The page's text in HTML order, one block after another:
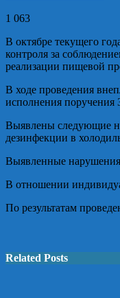
1 063
В октябре текущего
контроля за
реализации пищевой
В ходе проведения
исполнения поручения
Выявлены следующие
дезинфекции в
Выявленные нарушения
В отношении
По результатам
Related Posts